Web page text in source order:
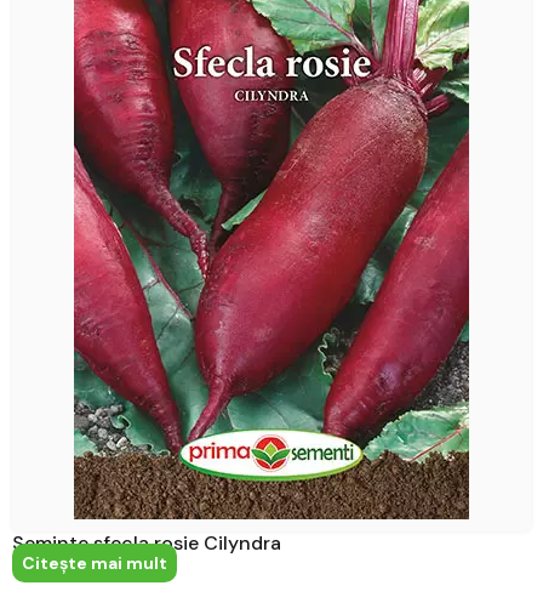
Seminte sfecla rosie Cilyndra
Citeşte mai mult